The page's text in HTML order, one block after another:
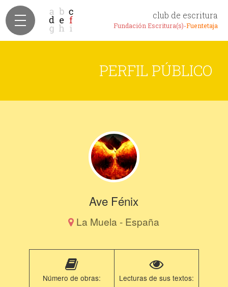
club de escritura
Fundación Escritura(s)-Fuentetaja
PERFIL PÚBLICO
Ave Fénix
La Muela - España
Número de obras: Lecturas de sus textos: